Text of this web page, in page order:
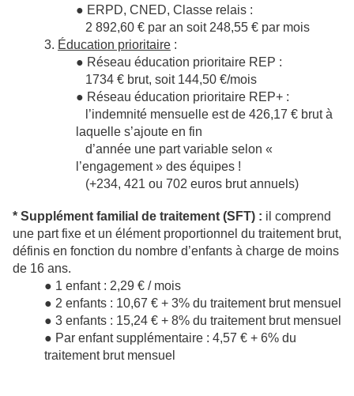
● ERPD, CNED, Classe relais :
2 892,60 € par an soit 248,55 € par mois
3. Éducation prioritaire :
● Réseau éducation prioritaire REP :
1734 € brut, soit 144,50 €/mois
● Réseau éducation prioritaire REP+ :
l’indemnité mensuelle est de 426,17 € brut à
laquelle s’ajoute en fin
d’année une part variable selon «
l’engagement » des équipes !
(+234, 421 ou 702 euros brut annuels)
* Supplément familial de traitement (SFT) : il comprend
une part fixe et un élément proportionnel du traitement brut,
définis en fonction du nombre d’enfants à charge de moins
de 16 ans.
● 1 enfant : 2,29 € / mois
● 2 enfants : 10,67 € + 3% du traitement brut mensuel
● 3 enfants : 15,24 € + 8% du traitement brut mensuel
● Par enfant supplémentaire : 4,57 € + 6% du
traitement brut mensuel